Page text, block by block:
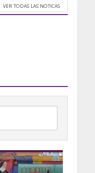
VER TODAS LAS NOTICAS